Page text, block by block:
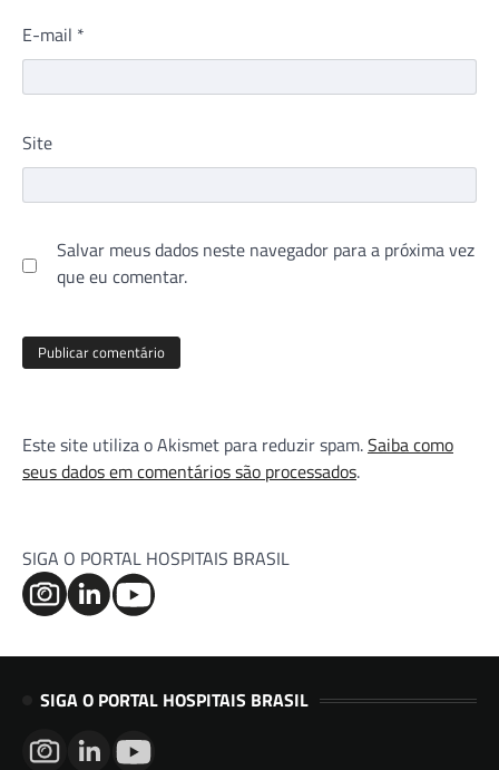
E-mail *
Site
Salvar meus dados neste navegador para a próxima vez
que eu comentar.
Este site utiliza o Akismet para reduzir spam.Saiba como
seus dados em comentários são processados.
SIGA O PORTAL HOSPITAIS BRASIL
SIGA O PORTAL HOSPITAIS BRASIL